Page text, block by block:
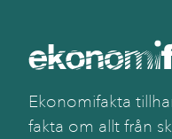
Ekonomifakta
fakta om allt från